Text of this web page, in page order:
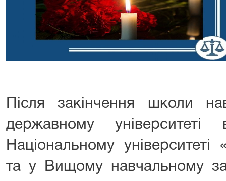
Після закінчення школи
державному
Національному університеті
та у Вищому навчальному